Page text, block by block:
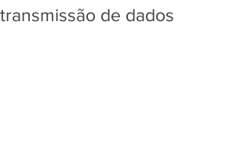
transmissão de dados